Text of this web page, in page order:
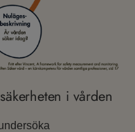
i vården